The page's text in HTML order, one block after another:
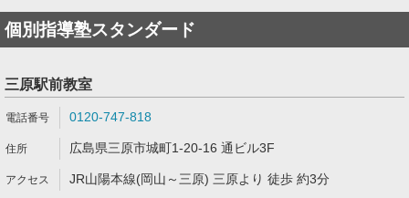
個別指導塾スタンダード
三原駅前教室
0120-747-818
広島県三原市城町1-20-16 通ビル3F
JR山陽本線(岡山～三原) 三原より 徒歩 約3分